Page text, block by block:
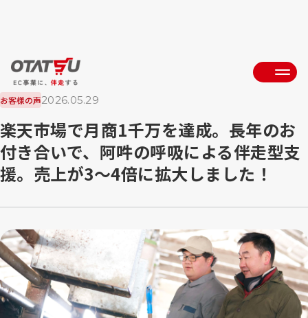
お客様の声2026.05.29
楽天市場で月商1千万を達成。長年のお
付き合いで、阿吽の呼吸による伴走型支
援。売上が3〜4倍に拡大しました！